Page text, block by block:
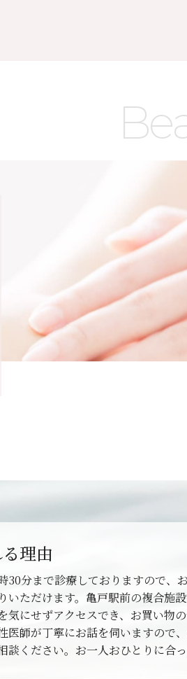
理由
30分まで診療しておりますので、
いただけます。亀戸駅前の複合施
気にせずアクセスでき、お買い物
医師が丁寧にお話を伺いますので
談ください。お一人おひとりに合